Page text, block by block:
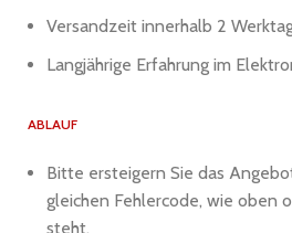
Versandzeit innerhalb 2
Langjährige Erfahrung im
ABLAUF
Bitte ersteigern Sie das
gleichen Fehlercode, wie oben
steht.